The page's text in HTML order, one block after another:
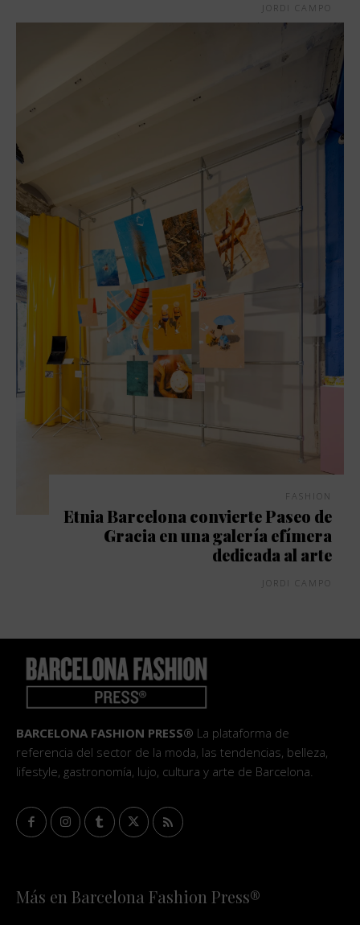
JORDI CAMPO
FASHION
Etnia Barcelona convierte Paseo de
Gracia en una galería efímera
dedicada al arte
JORDI CAMPO
BARCELONA FASHION PRESS® La plataforma de
referencia del sector de la moda, las tendencias, belleza,
lifestyle, gastronomía, lujo, cultura y arte de Barcelona.
Más en Barcelona Fashion Press®